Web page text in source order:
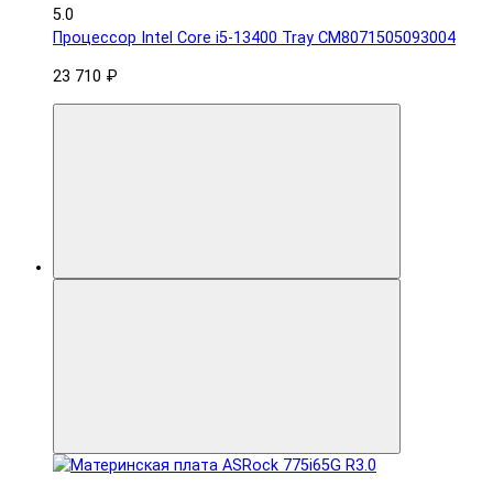
5.0
Процессор Intel Core i5-13400 Tray CM8071505093004
23 710 ₽